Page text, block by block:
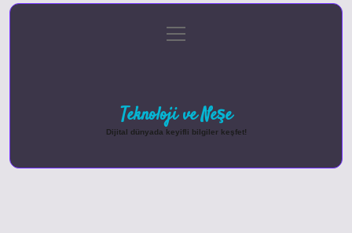
Gizlilik Politikası
menüyü
aç
Teknoloji ve Neşe
Dijital dünyada keyifli bilgiler keşfet!